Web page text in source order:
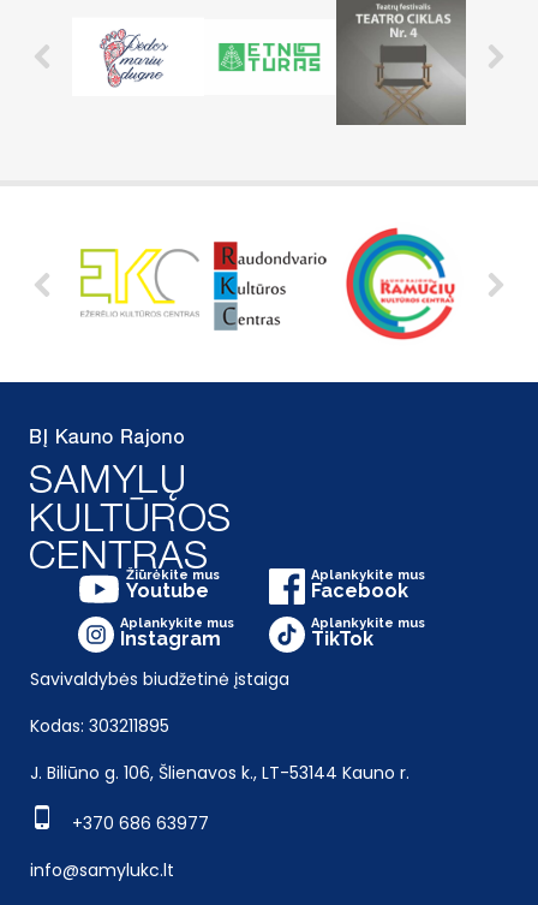
Žiūrėkite mus
Youtube
Aplankykite mus
Facebook
Aplankykite mus
Instagram
Aplankykite mus
TikTok
Savivaldybės biudžetinė įstaiga
Kodas: 303211895
J. Biliūno g. 106, Šlienavos k., LT-53144 Kauno r.
+370 686 63977
info@samylukc.lt